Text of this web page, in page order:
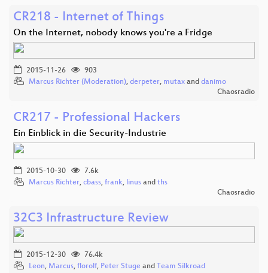
CR218 - Internet of Things
On the Internet, nobody knows you're a Fridge
2015-11-26
903
Marcus Richter (Moderation), derpeter, mutax and danimo
Chaosradio
CR217 - Professional Hackers
Ein Einblick in die Security-Industrie
2015-10-30
7.6k
Marcus Richter, cbass, frank, linus and ths
Chaosradio
32C3 Infrastructure Review
2015-12-30
76.4k
Leon, Marcus, florolf, Peter Stuge and Team Silkroad